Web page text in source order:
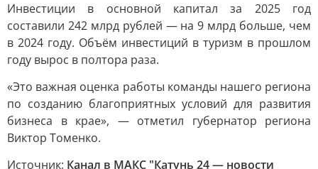
Инвестиции в основной капитал за 2025 год
составили 242 млрд рублей — на 9 млрд больше, чем
в 2024 году. Объём инвестиций в туризм в прошлом
году вырос в полтора раза.
«Это важная оценка работы команды нашего региона
по созданию благоприятных условий для развития
бизнеса в крае», — отметил губернатор региона
Виктор Томенко.
Источник: Канал в МАКС "Катунь 24 — новости